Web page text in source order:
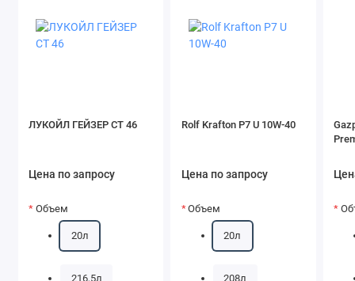
ЛУКОЙЛ ГЕЙЗЕР СТ 46
Цена по запросу
Объем
20л
216,5л
Rolf Krafton P7 U 10W-40
Цена по запросу
Объем
20л
208л